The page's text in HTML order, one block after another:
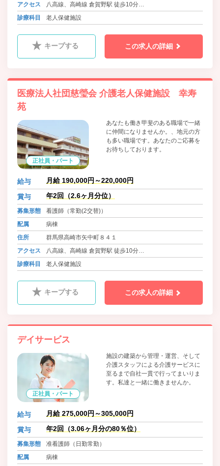
アクセス
八高線、高崎線 倉賀野駅 徒歩10分
八高線、高崎線、吾妻線、信越本線、両毛線、上越線、上
診療科目 老人保健施設
キープする この求人の詳細
医療法人社団慈瑩会 介護老人保健施設 幸寿
苑
正社員・パート
あなたも働き甲斐のある職場で一緒
に仲間になりませんか。、地元の方
も多い職場です。あなたのご応募を
お待ちしております。
給与 月給 190,000円～220,000円
賞与 年2回（2.6ヶ月分位）
募集形態
看護師（常勤(2交替)）
配属
病棟
住所
群馬県高崎市矢中町８４１
アクセス
八高線、高崎線 倉賀野駅 徒歩10分
八高線、高崎線、吾妻線、信越本線、両毛線、上越線、上
診療科目 老人保健施設
キープする この求人の詳細
デイサービス
正社員・パート
施設の建築から管理・運営、そして
介護スタッフによる介護サービスに
至るまで自社一貫で行ってまいりま
す。私達と一緒に働きませんか。
給与 月給 275,000円～305,000円
賞与 年2回（3.06ヶ月分の80％位）
募集形態
准看護師（日勤常勤）
配属
病棟